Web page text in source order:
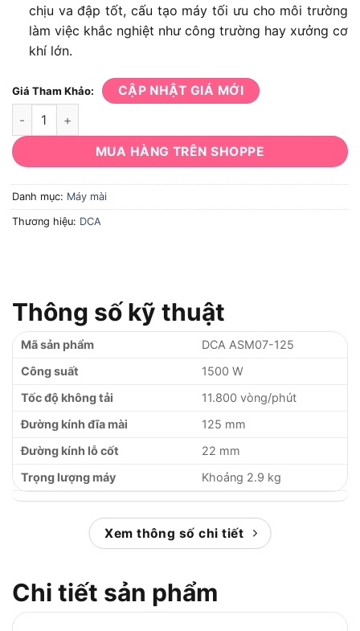
chịu va đập tốt, cấu tạo máy tối ưu cho môi trường
làm việc khắc nghiệt như công trường hay xưởng cơ
khí lớn.
Giá Tham Khảo: CẬP NHẬT GIÁ MỚI
Máy mài góc DCA ASM07-125 số lượng
MUA HÀNG TRÊN SHOPPE
Danh mục: Máy mài
Thương hiệu: DCA
Thông số kỹ thuật
Mã sản phẩm
DCA ASM07-125
Công suất
1500 W
Tốc độ không tải
11.800 vòng/phút
Đường kính đĩa mài
125 mm
Đường kính lỗ cốt
22 mm
Trọng lượng máy
Khoảng 2.9 kg
Xem thông số chi tiết
Chi tiết sản phẩm